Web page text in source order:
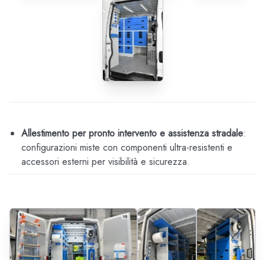
Allestimento per pronto intervento e assistenza stradale:
configurazioni miste con componenti ultra-resistenti e
accessori esterni per visibilità e sicurezza.